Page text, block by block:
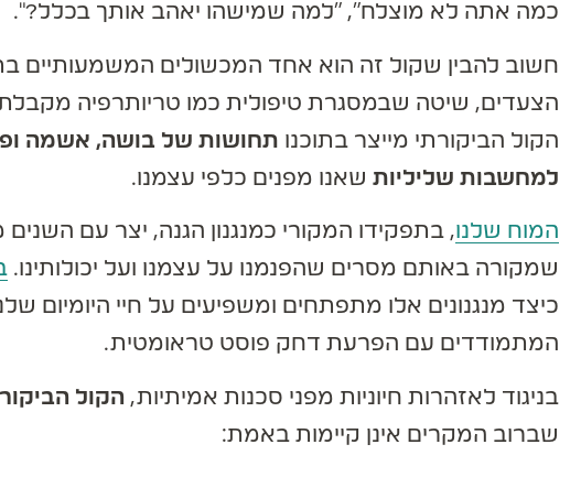
כמה אתה לא מוצלח", "למה שמישהו יאהב אותך בכלל?".
הצעדים, שיטה שבמסגרת טיפולית כמו טריותרפיה מקבלת
הקול הביקורתי מייצר בתוכנותחושות של בושה, אשמה
למחשבות שליליותשאנו מפנים כלפי עצמנו.
המוח שלנו, בתפקידו המקורי כמנגנון הגנה, יצר עם
שמקורה באותם מסרים שהפנמנו על עצמנו ועל יכולותינו.
כיצד מנגנונים אלו מתפתחים ומשפיעים על חיי היומיום
המתמודדים עם הפרעת דחק פוסט טראומטית.
בניגוד לאזהרות חיוניות מפני סכנות אמיתיות,הקול
שברוב המקרים אינן קיימות באמת: